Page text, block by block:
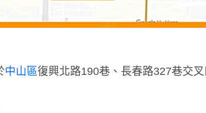
中山區復興北路190巷、長春路327巷交叉